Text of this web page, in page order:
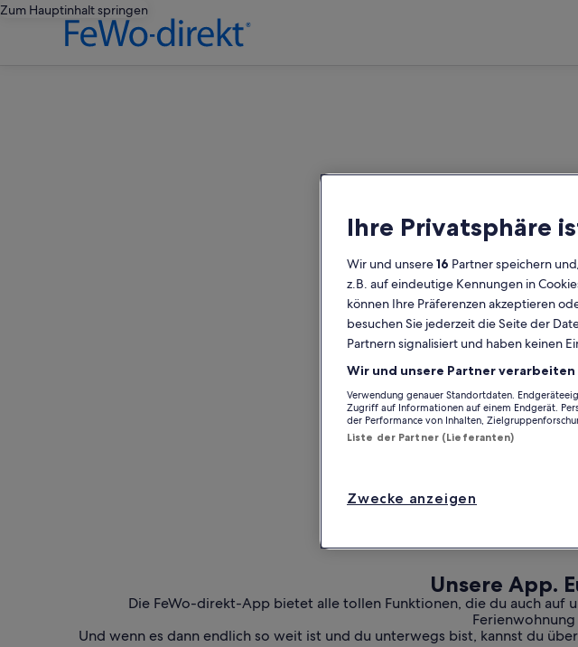
Zum Hauptinhalt springen
Unsere App.
Die FeWo-direkt-App bietet alle tollen Funktionen, die du auch auf
Und wenn es dann endlich so weit ist und du unterwegs bist, kannst du
Ihre Privatsphäre
Wir und unsere16 Partner speichern
z.B. auf eindeutige Kennungen in
können Ihre Präferenzen akzeptieren
besuchen Sie jederzeit die Seite der
Partnern signalisiert und haben keinen
Wir und unsere Partner
Verwendung genauer Standortdaten.
Zugriff auf Informationen auf einem Endgerät.
der Performance von Inhalten,
Liste der Partner (Lieferanten)
Zwecke anzeigen